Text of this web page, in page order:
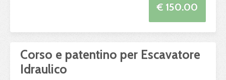
€ 150.00
Corso e patentino per Escavatore
Idraulico